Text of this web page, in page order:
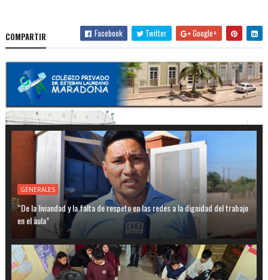
COMPARTIR Facebook Twitter Google+
GENERALES
“De la liviandad y la falta de respeto en las redes a la dignidad del trabajo
en el aula”